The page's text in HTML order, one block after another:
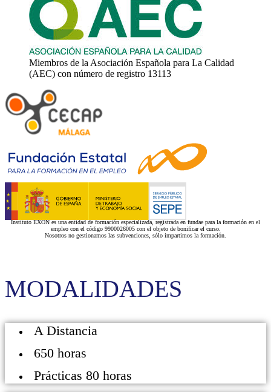
Miembros de la Asociación Española para La Calidad
(AEC) con número de registro 13113
Instituto EXON es una entidad de formación especializada, registrada en fundae para la formación en el
empleo con el código 9900026005 con el objeto de bonificar el curso.
Nosotros no gestionamos las subvenciones, sólo impartimos la formación.
MODALIDADES
A Distancia
650 horas
Prácticas 80 horas